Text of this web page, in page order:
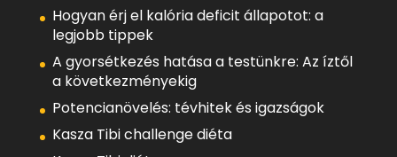
Hogyan érj el kalória deficit állapotot: a
legjobb tippek
A gyorsétkezés hatása a testünkre: Az íztől
a következményekig
Potencianövelés: tévhitek és igazságok
Kasza Tibi challenge diéta